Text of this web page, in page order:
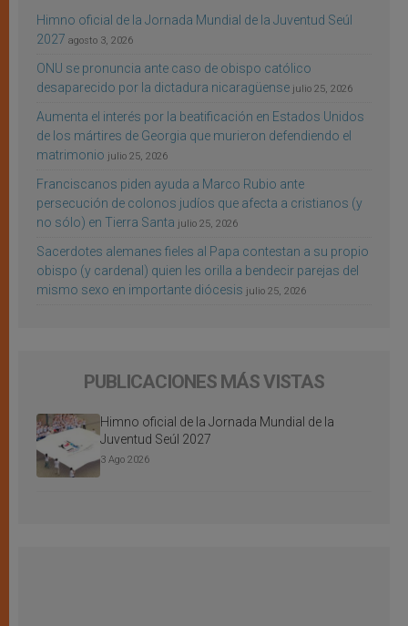
Himno oficial de la Jornada Mundial de la Juventud Seúl
2027 agosto 3, 2026
ONU se pronuncia ante caso de obispo católico
desaparecido por la dictadura nicaragüense julio 25, 2026
Aumenta el interés por la beatificación en Estados Unidos
de los mártires de Georgia que murieron defendiendo el
matrimonio julio 25, 2026
Franciscanos piden ayuda a Marco Rubio ante
persecución de colonos judíos que afecta a cristianos (y
no sólo) en Tierra Santa julio 25, 2026
Sacerdotes alemanes fieles al Papa contestan a su propio
obispo (y cardenal) quien les orilla a bendecir parejas del
mismo sexo en importante diócesis julio 25, 2026
PUBLICACIONES MÁS VISTAS
Himno oficial de la Jornada Mundial de la
Juventud Seúl 2027
3 Ago 2026